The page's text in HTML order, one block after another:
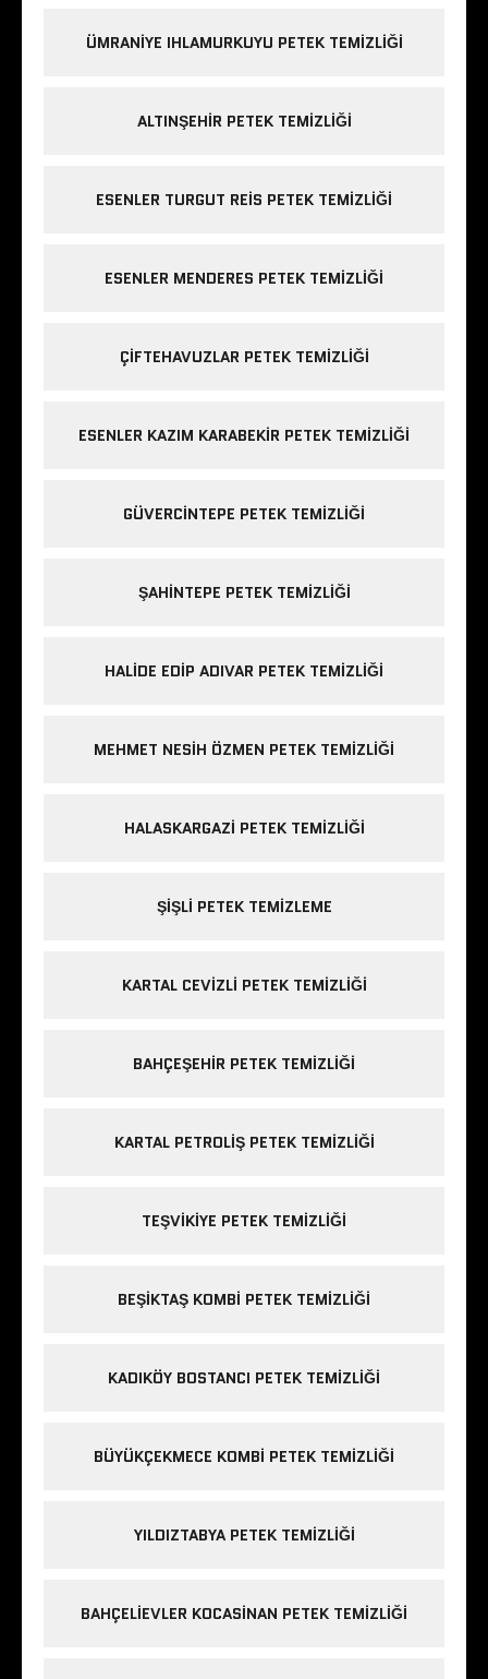
ÜMRANIYE IHLAMURKUYU PETEK TEMIZLIĞI
ALTINŞEHIR PETEK TEMIZLIĞI
ESENLER TURGUT REIS PETEK TEMIZLIĞI
ESENLER MENDERES PETEK TEMIZLIĞI
ÇIFTEHAVUZLAR PETEK TEMIZLIĞI
ESENLER KAZIM KARABEKIR PETEK TEMIZLIĞI
GÜVERCINTEPE PETEK TEMIZLIĞI
ŞAHINTEPE PETEK TEMIZLIĞI
HALIDE EDIP ADIVAR PETEK TEMIZLIĞI
MEHMET NESIH ÖZMEN PETEK TEMIZLIĞI
HALASKARGAZI PETEK TEMIZLIĞI
ŞIŞLI PETEK TEMIZLEME
KARTAL CEVIZLI PETEK TEMIZLIĞI
BAHÇEŞEHIR PETEK TEMIZLIĞI
KARTAL PETROLIŞ PETEK TEMIZLIĞI
TEŞVIKIYE PETEK TEMIZLIĞI
BEŞIKTAŞ KOMBI PETEK TEMIZLIĞI
KADIKÖY BOSTANCI PETEK TEMIZLIĞI
BÜYÜKÇEKMECE KOMBI PETEK TEMIZLIĞI
YILDIZTABYA PETEK TEMIZLIĞI
BAHÇELIEVLER KOCASINAN PETEK TEMIZLIĞI